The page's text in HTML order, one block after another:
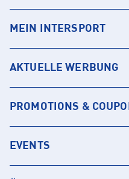
MEIN INTERSPORT
AKTUELLE WERBUNG
PROMOTIONS &
EVENTS